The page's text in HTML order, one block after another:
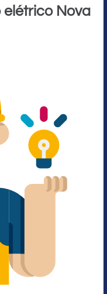
elétrico Nova